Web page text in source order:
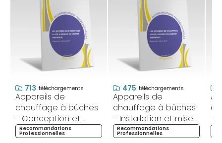
713 téléchargements
Appareils de
chauffage à bûches
- Conception et
dimensionnement -
Rénovation
Recommandations
Professionnelles
475 téléchargements
Appareils de
chauffage à bûches
- Installation et mise
en service -
Rénovation
Recommandations
Professionnelles
-